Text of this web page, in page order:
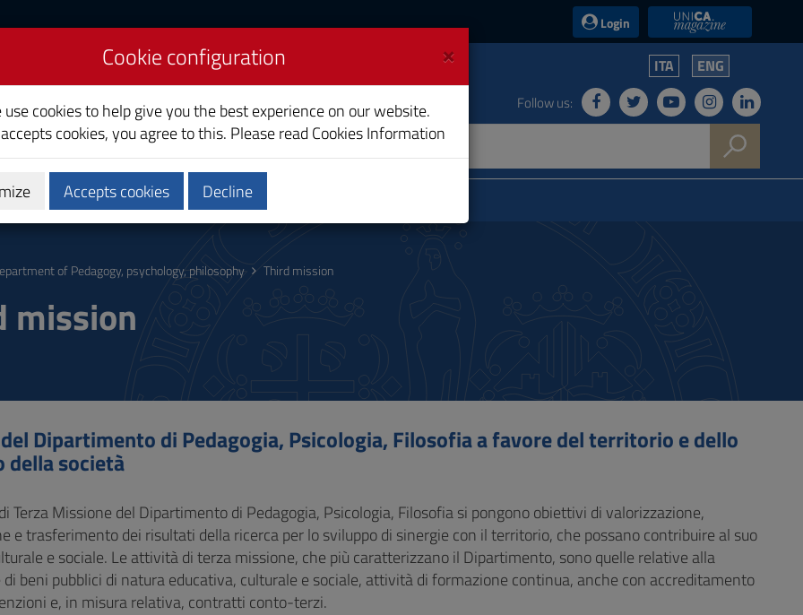
Login UniCA News
Psychology,
ITA ENG
Follow us:
Staff
of Pedagogy, psychology, philosophy Third mission
mission
Dipartimento di Pedagogia, Psicologia, Filosofia a favore del territorio e dello
della società
Terza Missione del Dipartimento di Pedagogia, Psicologia, Filosofia si pongono obiettivi di valorizzazione,
e trasferimento dei risultati della ricerca per lo sviluppo di sinergie con il territorio, che possano contribuire al suo
e sociale. Le attività di terza missione, che più caratterizzano il Dipartimento, sono quelle relative alla
di beni pubblici di natura educativa, culturale e sociale, attività di formazione continua, anche con accreditamento
e, in misura relativa, contratti conto-terzi.
×
Cookie configuration
use cookies to help give you the best experience on our website.
cookies, you agree to this. Please read Cookies Information
Accepts cookies Decline